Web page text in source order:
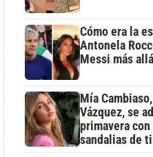
Cómo era la
Antonela
Messi más
Mía
Vázquez, se
primavera
sandalias de